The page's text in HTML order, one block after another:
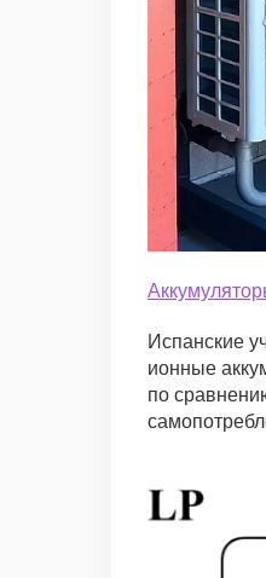
Испанские
ионные
по